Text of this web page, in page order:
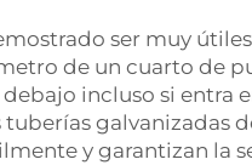
ser muy
de un cuarto de
incluso si entra
galvanizadas
y garantizan la